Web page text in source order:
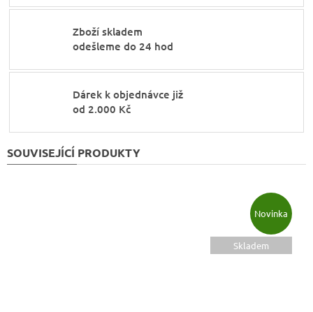
Zboží skladem
odešleme do 24 hod
Dárek k objednávce již
od 2.000 Kč
SOUVISEJÍCÍ PRODUKTY
Novinka
Skladem